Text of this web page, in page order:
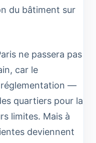
du bâtiment sur
ne passera pas
car le
—
quartiers pour la
limites. Mais à
deviennent